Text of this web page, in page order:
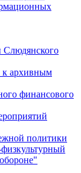
Слюдянского
к архивным
финансового
политики